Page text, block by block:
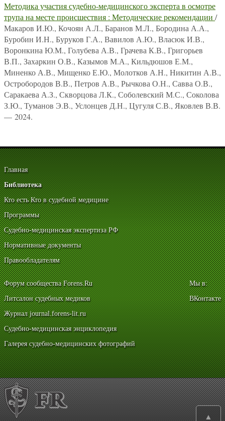
Методика участия судебно-медицинского эксперта в осмотре
трупа на месте происшествия : Методические рекомендации /
Макаров И.Ю., Кочоян А.Л., Баранов М.Л., Бородина А.А.,
Буробин И.Н., Буруков Г.А., Вавилов А.Ю., Власюк И.В.,
Воронкина Ю.М., Голубева А.В., Грачева К.В., Григорьев
В.П., Захаркин О.В., Казымов М.А., Кильдюшов Е.М.,
Миненко А.В., Мищенко Е.Ю., Молотков А.Н., Никитин А.В.,
Остробородов В.В., Петров А.В., Рычкова О.Н., Савва О.В.,
Саракаева А.З., Скворцова Л.К., Соболевский М.С., Соколова
З.Ю., Туманов Э.В., Услонцев Д.Н., Цугуля С.В., Яковлев В.В.
— 2024.
Главная
Библиотека
Кто есть Кто в судебной медицине
Программы
Судебно-медицинская экспертиза РФ
Нормативные документы
Правообладателям
Форум сообщества Forens.Ru
Литсалон судебных медиков
Журнал journal.forens-lit.ru
Судебно-медицинская энциклопедия
Галерея судебно-медицинских фотографий
Мы в:
ВКонтакте
▲